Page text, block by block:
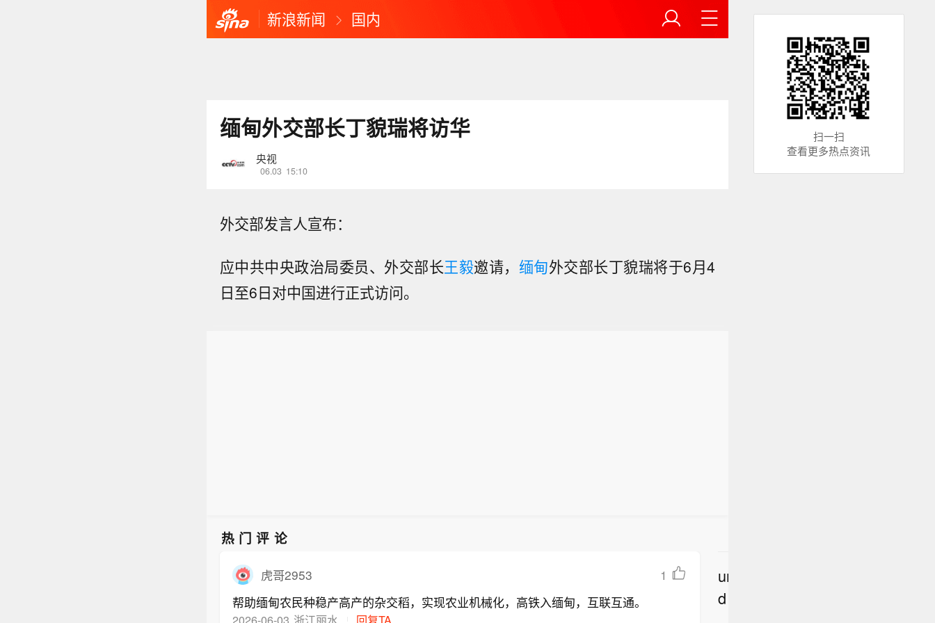
新浪新闻 国内
缅甸外交部长丁貌瑞将访华
央视
06.03 15:10
外交部发言人宣布：
应中共中央政治局委员、外交部长王毅邀请， 缅甸外交部长丁貌瑞将于6月4
日至6日对中国进行正式访问。
热门评论
虎哥2953
1
帮助缅甸农民种稳产高产的杂交稻，实现农业机械化，高铁入缅甸，互联互通。
2026-06-03 浙江丽水 回复TA
undefine
d
扫一扫
查看更多热点资讯